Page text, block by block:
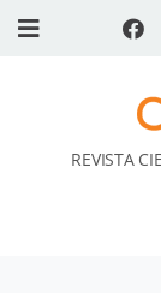
REVISTA